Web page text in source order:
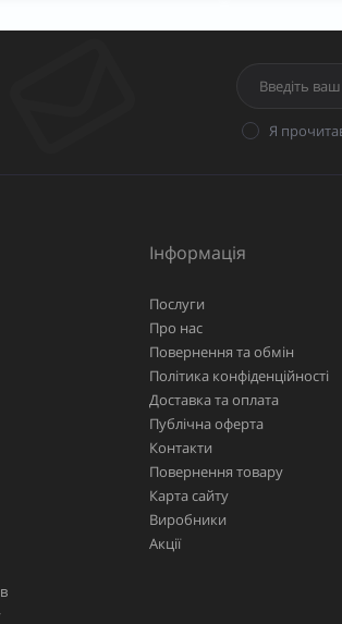
Я
Інформація
Послуги
Про нас
Повернення та обмін
Політика конфіденційності
Доставка та оплата
Публічна оферта
Контакти
Повернення товару
Карта сайту
Виробники
Акції